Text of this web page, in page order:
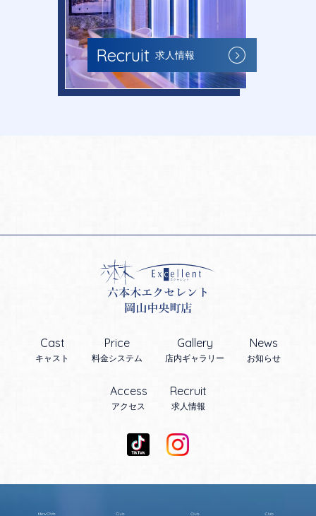
Recruit 求人情報
Cast
キャスト
Price
料金システム
Gallery
店内ギャラリー
News
お知らせ
Access
アクセス
Recruit
求人情報